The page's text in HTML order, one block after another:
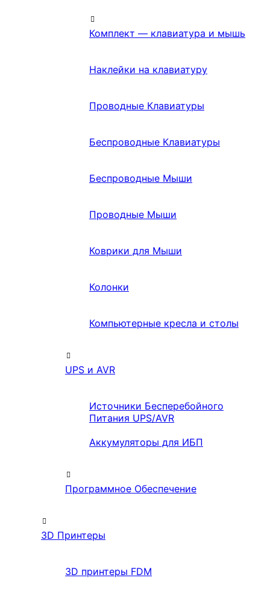
Комплект — клавиатура и мышь
Наклейки на клавиатуру
Проводные Клавиатуры
Беспроводные Клавиатуры
Беспроводные Мыши
Проводные Мыши
Коврики для Мыши
Колонки
Компьютерные кресла и столы
UPS и AVR
Источники Бесперебойного
Питания UPS/AVR
Аккумуляторы для ИБП
Программное Обеспечение
3D Принтеры
3D принтеры FDM